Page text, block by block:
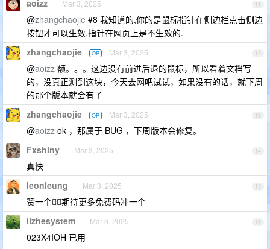
11
aoizz Mar 3, 2025
@zhangchaojie #8 我知道的,你的是鼠标指针在侧边栏点击侧边
按钮才可以生效,指针在网页上是不生效的.
12
zhangchaojie OP Mar 3, 2025
@aoizz 额。。。这边没有前进后退的鼠标，所以看着文档写
的，没真正测到这块，今天去网吧试试，如果没有的话，就下周
的那个版本就会有了
13
zhangchaojie OP Mar 3, 2025
@aoizz ok ，那属于 BUG ，下周版本会修复。
14
Fxshiny Mar 3, 2025
真快
15
leonleung Mar 3, 2025
赞一个👍🏻期待更多免费码冲一个
16
lizhesystem Mar 3, 2025
023X4IOH 已用